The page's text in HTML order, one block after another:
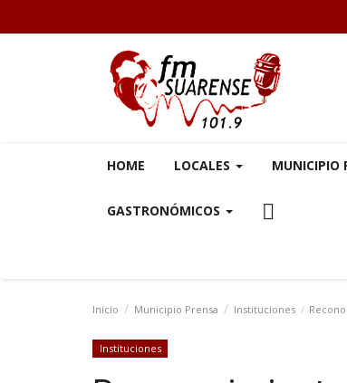
HOME LOCALES MUNICIPIO
GASTRONÓMICOS
Inicio Municipio Prensa Instituciones
Instituciones